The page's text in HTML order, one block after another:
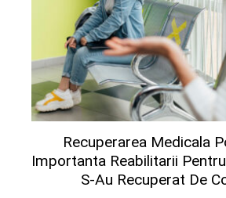
Recuperarea Medicala
Importanta Reabilitarii
S-Au Recuperat De